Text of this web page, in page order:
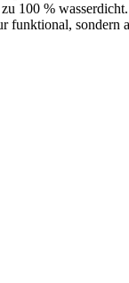
100 %
funktional, sondern